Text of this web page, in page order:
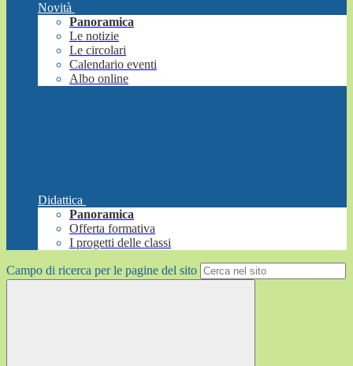
Novità
Panoramica
Le notizie
Le circolari
Calendario eventi
Albo online
Didattica
Panoramica
Offerta formativa
I progetti delle classi
Campo di ricerca per le pagine del sito